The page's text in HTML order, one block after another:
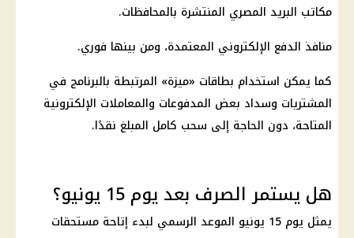
مكاتب البريد المصري المنتشرة بالمحافظات.
منافذ الدفع الإلكتروني المعتمدة، ومن بينها فوري.
كما يمكن استخدام بطاقات «ميزة» المرتبطة بالبرنامج في
المشتريات وسداد بعض المدفوعات والمعاملات الإلكترونية
المتاحة، دون الحاجة إلى سحب كامل المبلغ نقدًا.
هل يستمر الصرف بعد يوم 15 يونيو؟
يمثل يوم 15 يونيو الموعد الرسمي لبدء إتاحة مستحقات